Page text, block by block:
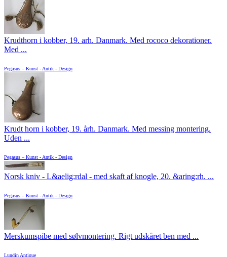
Krudthorn i kobber, 19. arh. Danmark. Med rococo dekorationer.
Med ...
Pegasus – Kunst - Antik - Design
Krudt horn i kobber, 19. årh. Danmark. Med messing montering.
Uden ...
Pegasus – Kunst - Antik - Design
Norsk kniv - L&aelig;rdal - med skaft af knogle, 20. &aring;rh. ...
Pegasus – Kunst - Antik - Design
Merskumspibe med sølvmontering. Rigt udskåret ben med ...
Lundin Antique